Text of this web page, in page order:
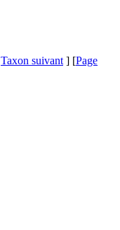
Taxon suivant ] [Page